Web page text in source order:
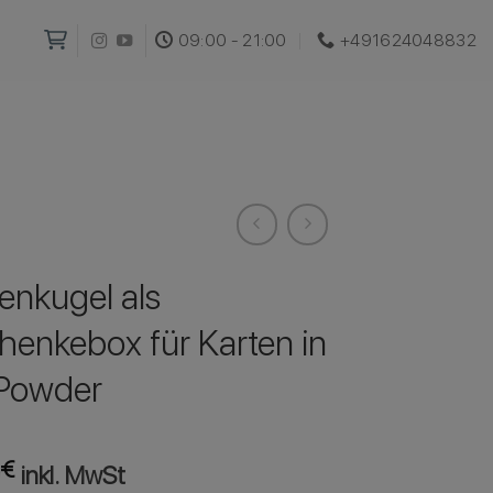
09:00 - 21:00 +491624048832‬
als
für Karten in
€ inkl. MwSt